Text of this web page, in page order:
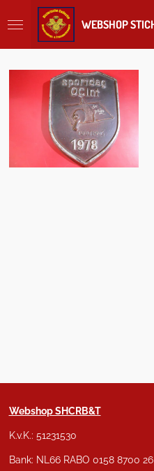
direct
hoofdinhoud
Webshop SHCRB&T
K.v.K.: 51231530
Bank: NL66 RABO 0158 8700 26